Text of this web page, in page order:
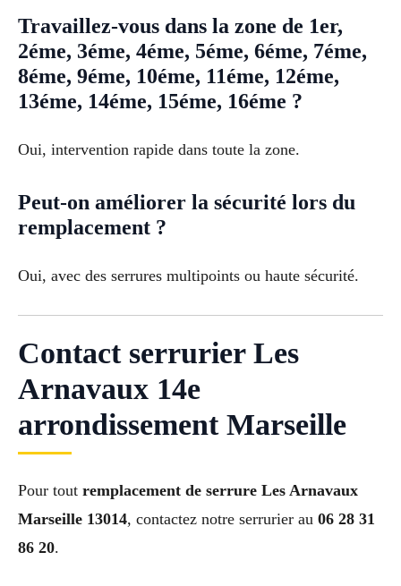
Travaillez-vous dans la zone de 1er,
2éme, 3éme, 4éme, 5éme, 6éme, 7éme,
8éme, 9éme, 10éme, 11éme, 12éme,
13éme, 14éme, 15éme, 16éme ?
Oui, intervention rapide dans toute la zone.
Peut-on améliorer la sécurité lors du
remplacement ?
Oui, avec des serrures multipoints ou haute sécurité.
Contact serrurier Les
Arnavaux 14e
arrondissement Marseille
Pour tout remplacement de serrure Les Arnavaux
Marseille 13014, contactez notre serrurier au 06 28 31
86 20.